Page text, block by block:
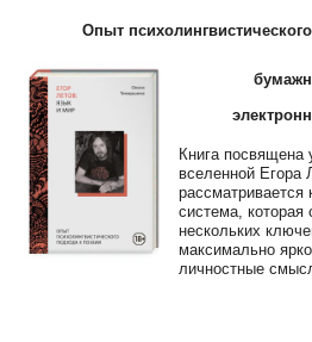
Опыт
Книга посвящена
вселенной Егора
рассматривается
система, которая
нескольких
максимально
личностные